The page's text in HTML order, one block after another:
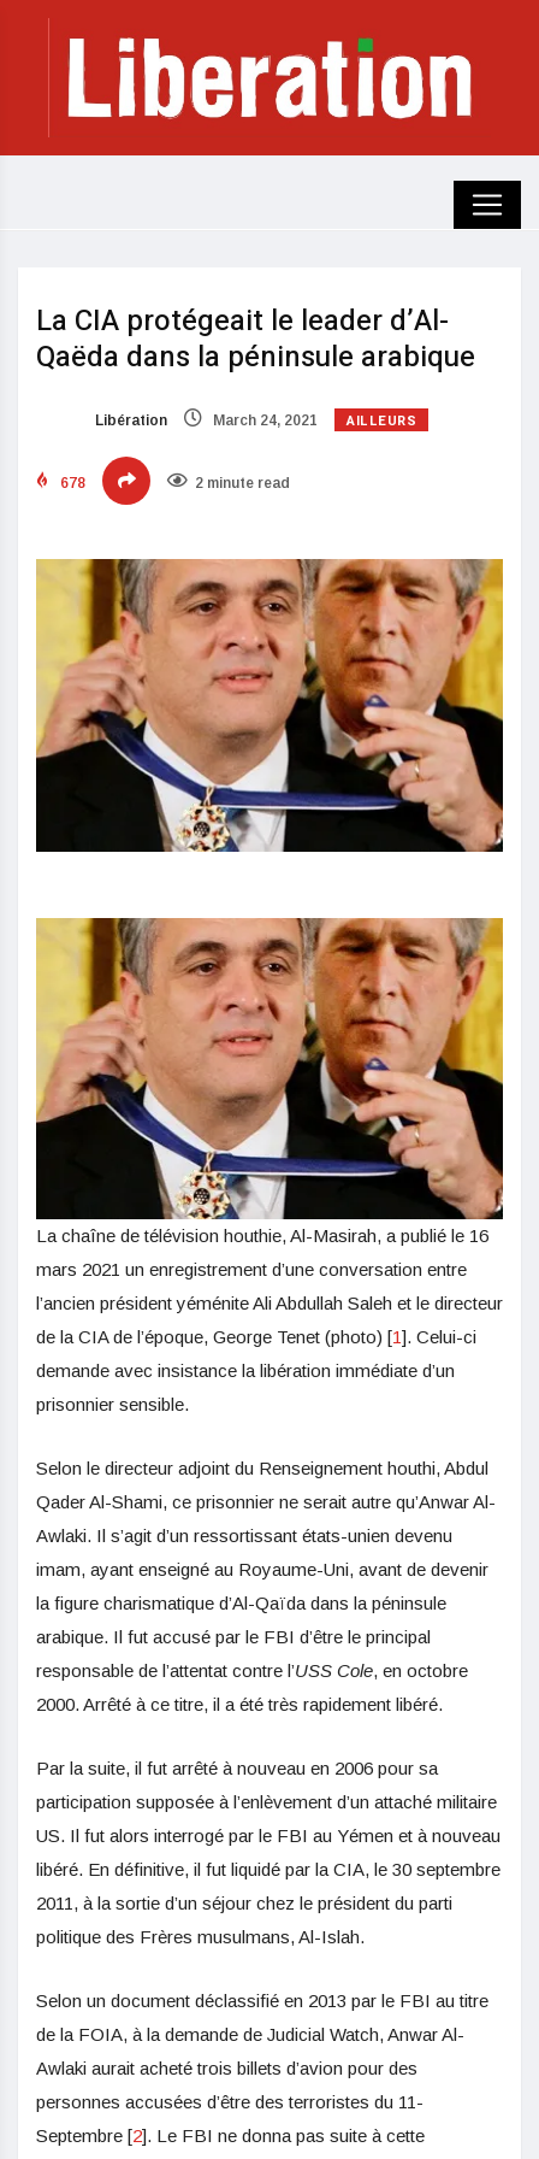
La CIA protégeait le leader d’Al-
Qaëda dans la péninsule arabique
Libération March 24, 2021 AILLEURS
678 2 minute read
La chaîne de télévision houthie, Al-Masirah, a publié le 16
mars 2021 un enregistrement d’une conversation entre
l’ancien président yéménite Ali Abdullah Saleh et le directeur
de la CIA de l’époque, George Tenet (photo) [1]. Celui-ci
demande avec insistance la libération immédiate d’un
prisonnier sensible.
Selon le directeur adjoint du Renseignement houthi, Abdul
Qader Al-Shami, ce prisonnier ne serait autre qu’Anwar Al-
Awlaki. Il s’agit d’un ressortissant états-unien devenu
imam, ayant enseigné au Royaume-Uni, avant de devenir
la figure charismatique d’Al-Qaïda dans la péninsule
arabique. Il fut accusé par le FBI d’être le principal
responsable de l’attentat contre l’USS Cole, en octobre
2000. Arrêté à ce titre, il a été très rapidement libéré.
Par la suite, il fut arrêté à nouveau en 2006 pour sa
participation supposée à l’enlèvement d’un attaché militaire
US. Il fut alors interrogé par le FBI au Yémen et à nouveau
libéré. En définitive, il fut liquidé par la CIA, le 30 septembre
2011, à la sortie d’un séjour chez le président du parti
politique des Frères musulmans, Al-Islah.
Selon un document déclassifié en 2013 par le FBI au titre
de la FOIA, à la demande de Judicial Watch, Anwar Al-
Awlaki aurait acheté trois billets d’avion pour des
personnes accusées d’être des terroristes du 11-
Septembre [2]. Le FBI ne donna pas suite à cette